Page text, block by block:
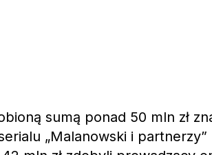
sumą ponad 50 mln zł
„Malanowski i partnerzy”